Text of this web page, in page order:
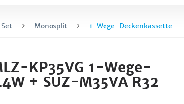
Monosplit 1-Wege-Deckenkassette
KP35VG 1-Wege-
+ SUZ-M35VA R32